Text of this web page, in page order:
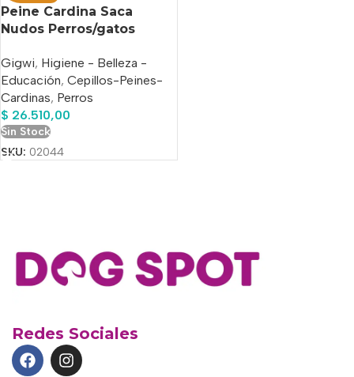
Peine Cardina Saca
Nudos Perros/gatos
Gigwi, Higiene - Belleza -
Educación, Cepillos-Peines-
Cardinas, Perros
$ 26.510,00
Sin Stock
SKU: 02044
Redes Sociales